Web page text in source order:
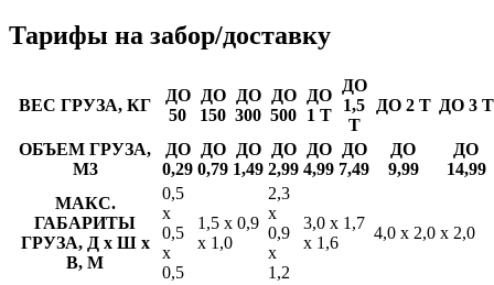
Тарифы на забор/доставку
ВЕС ГРУЗА, КГ
ДО
50
ДО
150
ДО
300
ДО
500
ДО
1 Т
ДО
1,5
Т
ДО 2 Т ДО 3 Т
ОБЪЕМ ГРУЗА,
М3
ДО
0,29
ДО
0,79
ДО
1,49
ДО
2,99
ДО
4,99
ДО
7,49
ДО
9,99
ДО
14,99
МАКС.
ГАБАРИТЫ
ГРУЗА, Д х Ш х
В, М
0,5
х
0,5
х
0,5
1,5 х 0,9
х 1,0
2,3
х
0,9
х
1,2
3,0 х 1,7
х 1,6
4,0 х 2,0 х 2,0